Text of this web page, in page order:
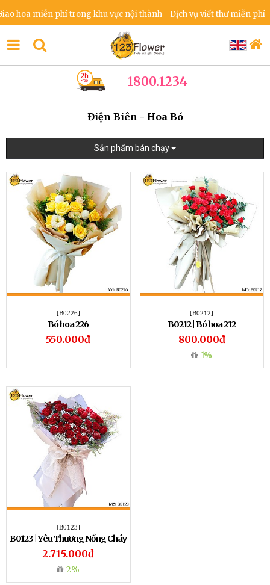
hoa miễn phí trong khu vực nội thành - Dịch vụ viết thư miễn phí -
1800.1234
Điện Biên - Hoa Bó
Sản phẩm bán chạy
[B0226]
Bó hoa 226
550.000đ
[B0212]
B0212 | Bó hoa 212
800.000đ
1%
[B0123]
B0123 | Yêu Thương Nồng Cháy
2.715.000đ
2%